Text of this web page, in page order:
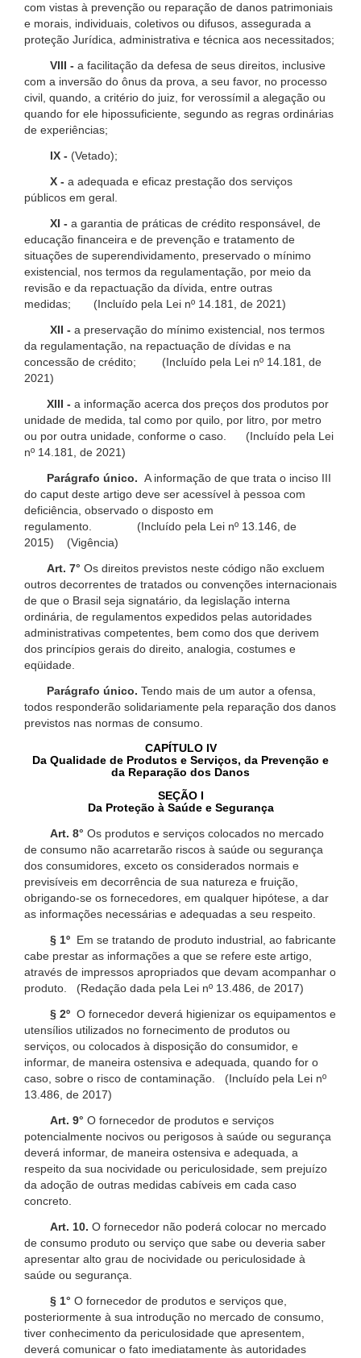
com vistas à prevenção ou reparação de danos patrimoniais
e morais, individuais, coletivos ou difusos, assegurada a
proteção Jurídica, administrativa e técnica aos necessitados;
VIII - a facilitação da defesa de seus direitos, inclusive
com a inversão do ônus da prova, a seu favor, no processo
civil, quando, a critério do juiz, for verossímil a alegação ou
quando for ele hipossuficiente, segundo as regras ordinárias
de experiências;
IX - (Vetado);
X - a adequada e eficaz prestação dos serviços
públicos em geral.
XI - a garantia de práticas de crédito responsável, de
educação financeira e de prevenção e tratamento de
situações de superendividamento, preservado o mínimo
existencial, nos termos da regulamentação, por meio da
revisão e da repactuação da dívida, entre outras
medidas; (Incluído pela Lei nº 14.181, de 2021)
XII - a preservação do mínimo existencial, nos termos
da regulamentação, na repactuação de dívidas e na
concessão de crédito; (Incluído pela Lei nº 14.181, de
2021)
XIII - a informação acerca dos preços dos produtos por
unidade de medida, tal como por quilo, por litro, por metro
ou por outra unidade, conforme o caso. (Incluído pela Lei
nº 14.181, de 2021)
Parágrafo único. A informação de que trata o inciso III
do caput deste artigo deve ser acessível à pessoa com
deficiência, observado o disposto em
regulamento. (Incluído pela Lei nº 13.146, de
2015) (Vigência)
Art. 7° Os direitos previstos neste código não excluem
outros decorrentes de tratados ou convenções internacionais
de que o Brasil seja signatário, da legislação interna
ordinária, de regulamentos expedidos pelas autoridades
administrativas competentes, bem como dos que derivem
dos princípios gerais do direito, analogia, costumes e
eqüidade.
Parágrafo único. Tendo mais de um autor a ofensa,
todos responderão solidariamente pela reparação dos danos
previstos nas normas de consumo.
CAPÍTULO IV
Da Qualidade de Produtos e Serviços, da Prevenção e
da Reparação dos Danos
SEÇÃO I
Da Proteção à Saúde e Segurança
Art. 8° Os produtos e serviços colocados no mercado
de consumo não acarretarão riscos à saúde ou segurança
dos consumidores, exceto os considerados normais e
previsíveis em decorrência de sua natureza e fruição,
obrigando-se os fornecedores, em qualquer hipótese, a dar
as informações necessárias e adequadas a seu respeito.
§ 1º Em se tratando de produto industrial, ao fabricante
cabe prestar as informações a que se refere este artigo,
através de impressos apropriados que devam acompanhar o
produto. (Redação dada pela Lei nº 13.486, de 2017)
§ 2º O fornecedor deverá higienizar os equipamentos e
utensílios utilizados no fornecimento de produtos ou
serviços, ou colocados à disposição do consumidor, e
informar, de maneira ostensiva e adequada, quando for o
caso, sobre o risco de contaminação. (Incluído pela Lei nº
13.486, de 2017)
Art. 9° O fornecedor de produtos e serviços
potencialmente nocivos ou perigosos à saúde ou segurança
deverá informar, de maneira ostensiva e adequada, a
respeito da sua nocividade ou periculosidade, sem prejuízo
da adoção de outras medidas cabíveis em cada caso
concreto.
Art. 10. O fornecedor não poderá colocar no mercado
de consumo produto ou serviço que sabe ou deveria saber
apresentar alto grau de nocividade ou periculosidade à
saúde ou segurança.
§ 1° O fornecedor de produtos e serviços que,
posteriormente à sua introdução no mercado de consumo,
tiver conhecimento da periculosidade que apresentem,
deverá comunicar o fato imediatamente às autoridades